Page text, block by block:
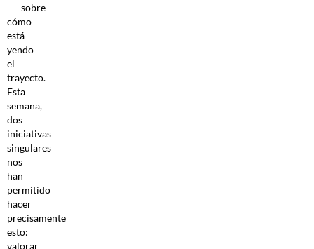
sobre
cómo
está
yendo
el
trayecto.
Esta
semana,
dos
iniciativas
singulares
nos
han
permitido
hacer
precisamente
esto:
valorar